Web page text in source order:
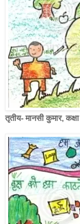
तृतीय- मानसी कुमार,